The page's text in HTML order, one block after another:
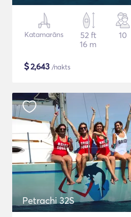
Katamarāns
52 ft
16 m
10
$2,643 /nakts
Petrachi 32S